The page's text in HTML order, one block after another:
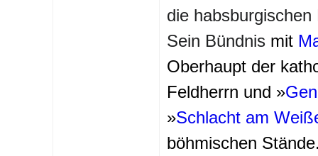
die
Sein Bündnis mit
Oberhaupt der
Feldherrn und »
»Schlacht am
böhmischen